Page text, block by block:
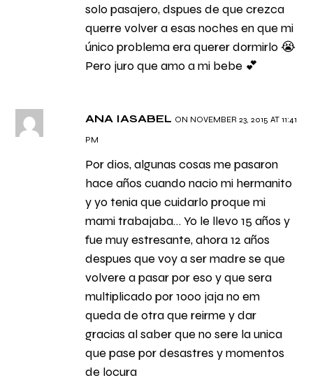
solo pasajero, dspues de que crezca
querre volver a esas noches en que mi
único problema era querer dormirlo 😭
Pero juro que amo a mi bebe 💕
ANA IASABEL ON NOVEMBER 23, 2015 AT 11:41
PM
Por dios, algunas cosas me pasaron
hace años cuando nacio mi hermanito
y yo tenia que cuidarlo proque mi
mami trabajaba… Yo le llevo 15 años y
fue muy estresante, ahora 12 años
despues que voy a ser madre se que
volvere a pasar por eso y que sera
multiplicado por 1000 jaja no em
queda de otra que reirme y dar
gracias al saber que no sere la unica
que pase por desastres y momentos
de locura